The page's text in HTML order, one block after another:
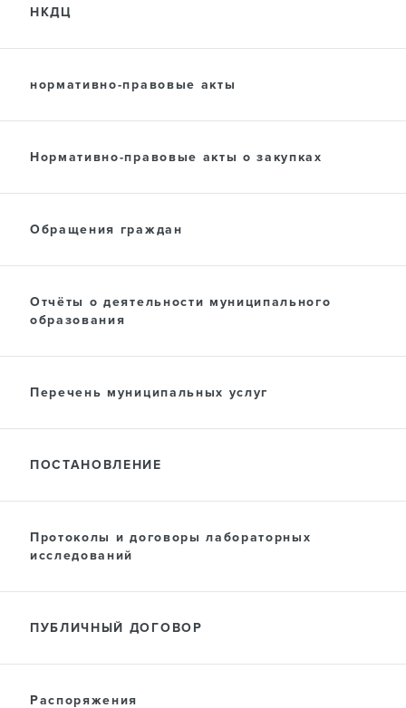
НКДЦ
нормативно-правовые акты
Нормативно-правовые акты о закупках
Обращения граждан
Отчёты о деятельности муниципального
образования
Перечень муниципальных услуг
ПОСТАНОВЛЕНИЕ
Протоколы и договоры лабораторных
исследований
ПУБЛИЧНЫЙ ДОГОВОР
Распоряжения